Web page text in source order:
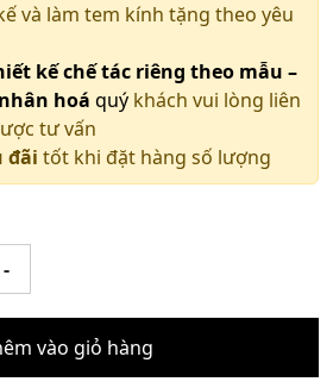
và làm tem kính tặng theo yêu
kế chế tác riêng theo mẫu –
hoá quý khách vui lòng liên
tư vấn
đãi tốt khi đặt hàng số lượng
-
vào giỏ hàng